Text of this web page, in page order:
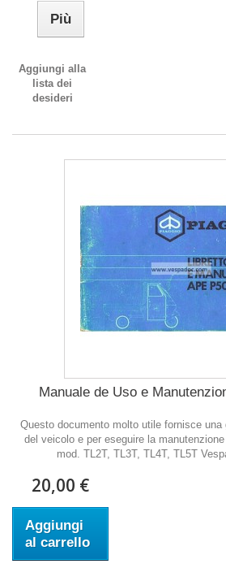
Più
Aggiungi alla
lista dei
desideri
Manuale de Uso e
Questo documento molto utile fornisce una
del veicolo e per eseguire la
mod. TL2T, TL3T, TL4T, TL5T
20,00 €
Aggiungi
al carrello